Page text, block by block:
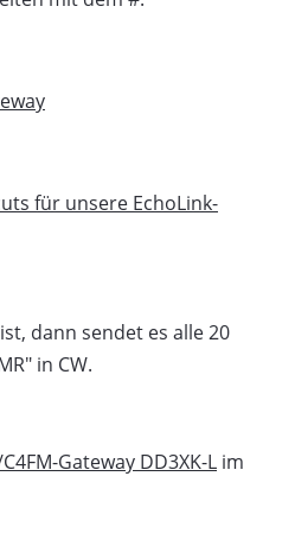
für unsere EchoLink-
dann sendet es alle 20
in CW.
Gateway DD3XK-L im